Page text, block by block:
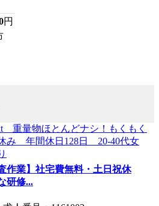
円
作業】社宅費無料・土日祝休
研修...